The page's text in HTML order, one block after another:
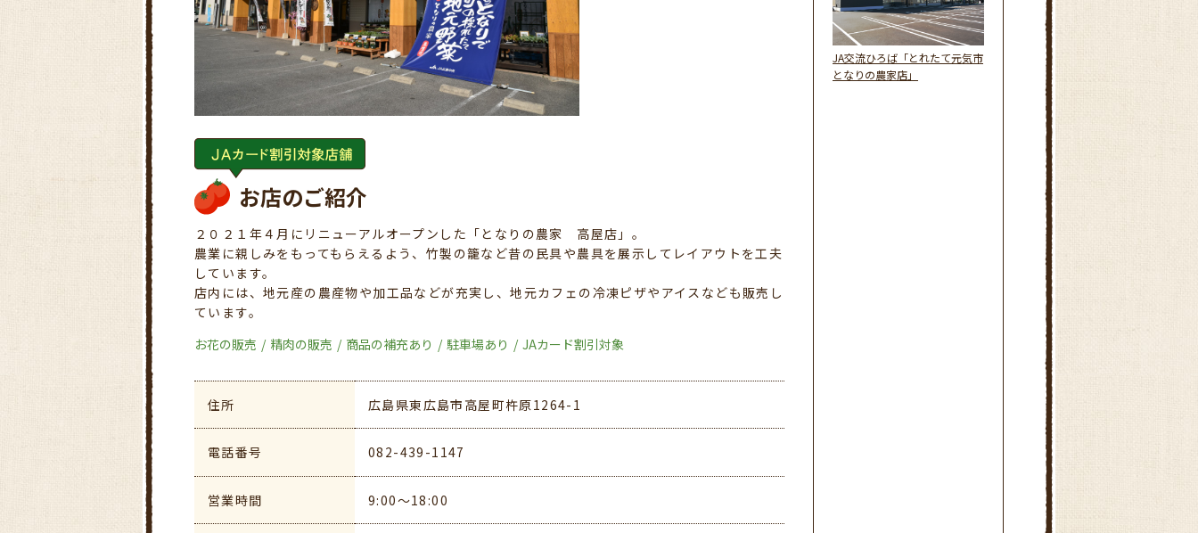
お店のご紹介
２０２１年４月にリニューアルオープンした「となりの農家 高屋店」。
農業に親しみをもってもらえるよう、竹製の籠など昔の民具や農具を展示してレイアウトを工夫
しています。
店内には、地元産の農産物や加工品などが充実し、地元カフェの冷凍ピザやアイスなども販売し
ています。
お花の販売
精肉の販売 商品の補充あり 駐車場あり JAカード割引対象
住所 広島県東広島市高屋町杵原1264-1
電話番号 082-439-1147
営業時間 9:00～18:00
JA交流ひろば「とれたて元気市
となりの農家店」